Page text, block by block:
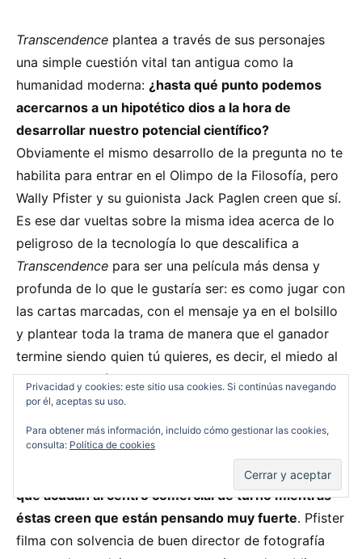
Transcendence plantea a través de sus personajes
una simple cuestión vital tan antigua como la
humanidad moderna: ¿hasta qué punto podemos
acercarnos a un hipotético dios a la hora de
desarrollar nuestro potencial científico?
Obviamente el mismo desarrollo de la pregunta no te
habilita para entrar en el Olimpo de la Filosofía, pero
Wally Pfister y su guionista Jack Paglen creen que sí.
Es ese dar vueltas sobre la misma idea acerca de lo
peligroso de la tecnología lo que descalifica a
Transcendence para ser una película más densa y
profunda de lo que le gustaría ser: es como jugar con
las cartas marcadas, con el mensaje ya en el bolsillo
y plantear toda la trama de manera que el ganador
termine siendo quien tú quieres, es decir, el miedo al
avance tecnológico.
Más allá del equivocado y superficial enfoque
filosófico,Transcendence
como curioso intento de entretener a las masas
que acudan al centro comercial de turno mientras
éstas creen que están pensando muy fuerte. Pfister
filma con solvencia de buen director de fotografía
Privacidad y cookies: este sitio usa cookies. Si continúas navegando
por él, aceptas su uso.
Para obtener más información, incluido cómo gestionar las cookies,
consulta: Política de cookies